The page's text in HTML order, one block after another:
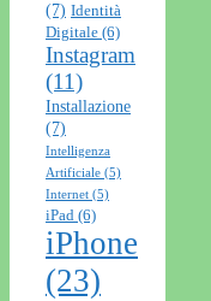
(7) Identità
Digitale (6)
Instagram
(11)
Installazione
(7)
Intelligenza
Artificiale (5)
Internet (5)
iPad (6)
iPhone
(23)